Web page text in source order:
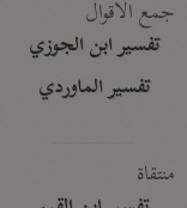
جمع الأقوال
تفسير ابن الجوزي
تفسير الماوردي
منتقاة